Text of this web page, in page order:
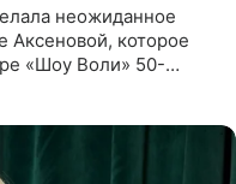
неожиданное
Аксеновой, которое
«Шоу Воли» 50-